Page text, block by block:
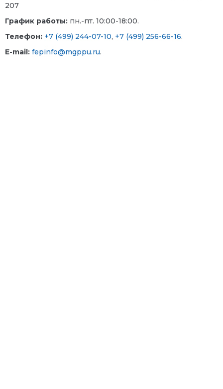
207
График работы: пн.-пт. 10:00-18:00.
Телефон: +7 (499) 244-07-10, +7 (499) 256-66-16.
E-mail: fepinfo@mgppu.ru.